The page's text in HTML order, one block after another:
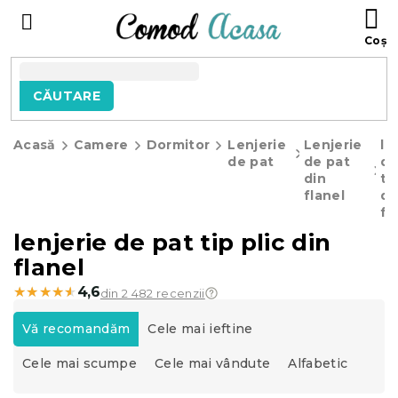
CĂUTARE
Acasă Camere Dormitor
Lenjerie
de pat
Lenjerie
de pat
din
flanel
lenjerie de pat tip plic din
flanel
★★★★★
★★★★★ 4,6din 2 482 recenzii
S
e
l
e
Vă recomandăm Cele mai ieftine
Cele mai scumpe Cele mai vândute Alfabetic